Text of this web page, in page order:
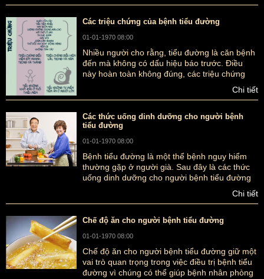
Các triệu chứng của bệnh tiểu đường
01-01-1970 08:00
Nhiều người cho rằng, tiểu đường là căn bệnh
đến mà không có dấu hiệu báo trước. Điều
này hoàn toàn không đúng, các triệu chứng
của bệnh tiểu đường thường rất rõ ràng nhưng
họ thường bỏ qua hoặc nhầm lẫn với căn bệnh
Chi tiết
Các thức uống dinh dưỡng cho người bệnh
tiểu đường
01-01-1970 08:00
Bệnh tiểu đường là một thể bệnh nguy hiểm
thường gặp ở người già. Sau đây là các thức
uống dinh dưỡng cho người bệnh tiểu đường
nhằm giúp kiểm soát đường huyết trong cơ thể
Chi tiết
Chế độ ăn cho người bệnh tiểu đường
01-01-1970 08:00
Chế độ ăn cho người bệnh tiểu đường giữ một
vai trò quan trọng trong việc điều trị bệnh tiểu
đường vì chúng có thể giúp bệnh nhân phòng